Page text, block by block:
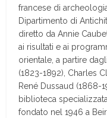
francese di
Dipartimento di
diretto da Annie
ai risultati e ai
orientale, a partire
(1823-1892), Charles
René Dussaud (1868-
biblioteca
fondato nel 1946 a